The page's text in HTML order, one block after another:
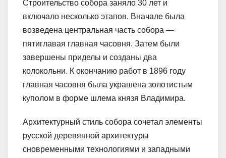
Строительство собора заняло 30 лет и
включало несколько этапов. Вначале была
возведена центральная часть собора —
пятиглавая главная часовня. Затем были
завершены приделы и созданы два
колокольни. К окончанию работ в 1896 году
главная часовня была украшена золотистым
куполом в форме шлема князя Владимира.
Архитектурный стиль собора сочетал элементы
русской деревянной архитектуры
сновременными технологиями и западными